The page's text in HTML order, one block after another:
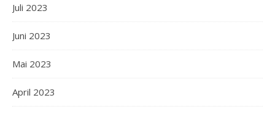
Juli 2023
Juni 2023
Mai 2023
April 2023